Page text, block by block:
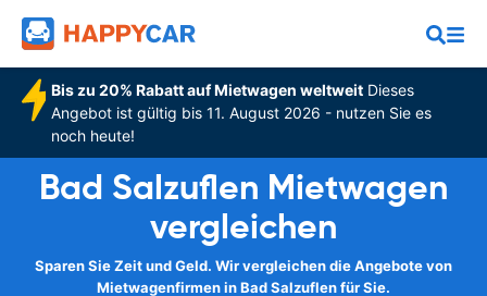
Bis zu 20% Rabatt auf Mietwagen weltweitDieses
Angebot ist gültig bis 11. August 2026 - nutzen Sie es
noch heute!
Bad Salzuflen Mietwagen
vergleichen
Sparen Sie Zeit und Geld. Wir vergleichen die Angebote von
Mietwagenfirmen in Bad Salzuflen für Sie.